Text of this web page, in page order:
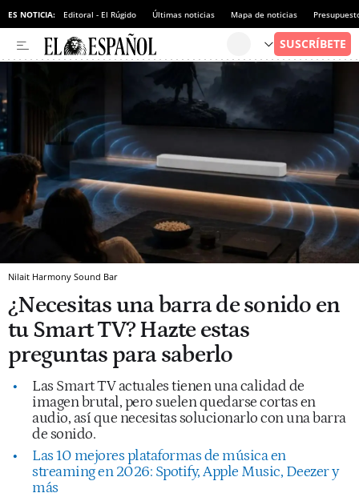
ES NOTICIA: Editoral - El Rúgido Últimas noticias Mapa de noticias
Nilait Harmony Sound Bar
¿Necesitas una barra de sonido en
tu Smart TV? Hazte estas
preguntas para saberlo
Las Smart TV actuales tienen una calidad de
imagen brutal, pero suelen quedarse cortas en
audio, así que necesitas solucionarlo con una barra
de sonido.
Las 10 mejores plataformas de música en
streaming en 2026: Spotify, Apple Music, Deezer y
más